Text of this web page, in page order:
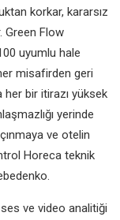
korkar, kararsız
Green Flow
uyumlu hale
misafirden geri
her bir itirazı yüksek
yerinde
ve otelin
Horeca teknik
ve video analitiği